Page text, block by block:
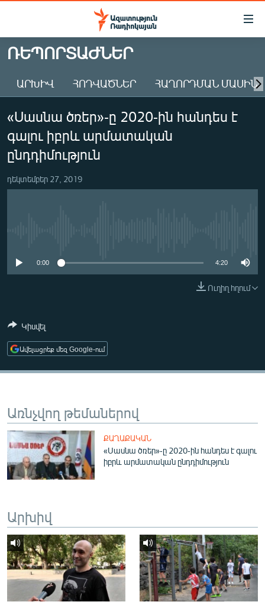
Մատչելիության
Անցնել
հիմնական
Անցնել
հիմնական
մենյուին
ԱԶԱՏՈՒԹՅՈՒՆ TV
ՀԱՅԱՍՏԱՆ
ԸՆՏՐՈՒԹՅՈՒՆՆԵՐ 2026
ԻՐԱՎՈՒՆՔ
ՏՆՏԵՍՈՒԹՅՈՒՆ
ՄԻՋԱԶԳԱՅԻՆ
ՄԵԿՆԱԲԱՆՈՒԹՅՈՒՆ
ՏՏ ԵՒ ԻՆՏԵՐՆԵՏ
ՏԵՍԱՆՅՈՒԹԵՐ
ԲԱՆԱՎԵՃ
ՁԳՏԵԼՈՎ ԼԱՎԱԳՈՒՅՆԻՆ
Հայերեն
English
Русский
ՀԵՏԵՎԵՔ ՄԵԶ
ՌԵՊՈՐՏԱԺՆԵՐ
ԱՐԽԻՎ ՀՈԴՎԱԾՆԵՐ ՀԱՂՈՐԴՄԱՆ ՄԱՍԻՆ
«Սասնա ծռեր»-ը 2020-ին հանդես է
գալու իբրև արմատական
ընդդիմություն
դեկտեմբեր 27, 2019
0:00 4:20
Ուղիղ հղում
Կիսվել
Ավելացրեք մեզ Google-ում
Առնչվող թեմաներով
ՔԱՂԱՔԱԿԱՆ
«Սասնա ծռեր»-ը 2020-ին հանդես է գալու
իբրև արմատական ընդդիմություն
Արխիվ